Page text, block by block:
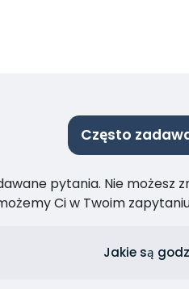
Często
pytania. Nie możesz
Ci w Twoim
Jakie są